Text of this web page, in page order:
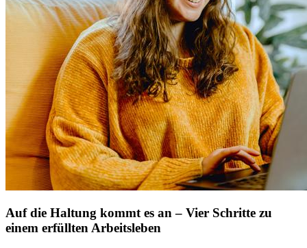
Auf die Haltung kommt es an – Vier Schritte zu
einem erfüllten Arbeitsleben